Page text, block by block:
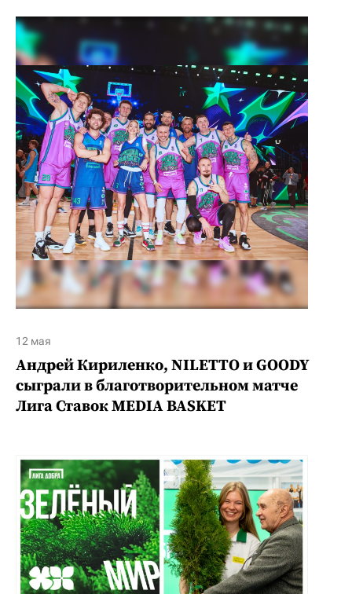
12 мая
Андрей Кириленко, NILETTO и GOODY
сыграли в благотворительном матче
Лига Ставок MEDIA BASKET